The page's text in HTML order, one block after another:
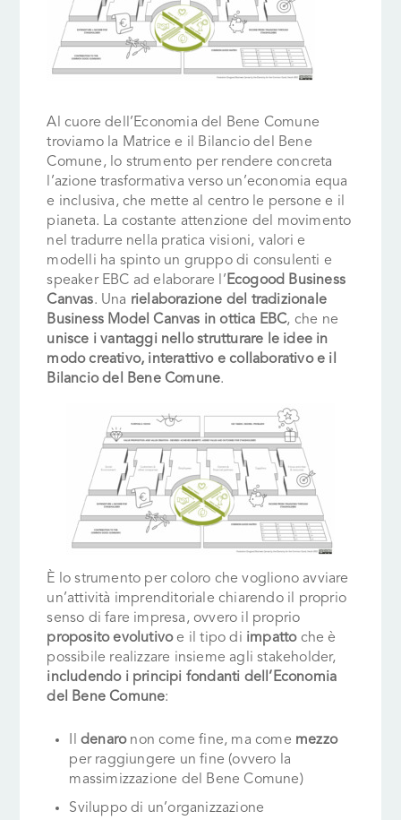
Al cuore dell’Economia del Bene Comune
troviamo la Matrice e il Bilancio del Bene
Comune, lo strumento per rendere concreta
l’azione trasformativa verso un’economia equa
e inclusiva, che mette al centro le persone e il
pianeta. La costante attenzione del movimento
nel tradurre nella pratica visioni, valori e
modelli ha spinto un gruppo di consulenti e
speaker EBC ad elaborare l’ Ecogood Business
Canvas. Una rielaborazione del tradizionale
Business Model Canvas in ottica EBC, che ne
unisce i vantaggi nello strutturare le idee in
modo creativo, interattivo e collaborativo e il
Bilancio del Bene Comune.
È lo strumento per coloro che vogliono avviare
un’attività imprenditoriale chiarendo il proprio
senso di fare impresa, ovvero il proprio
proposito evolutivoe il tipo di impattoche è
possibile realizzare insieme agli stakeholder,
includendo i principi fondanti dell’Economia
del Bene Comune:
Ildenaronon come fine, ma come mezzo
per raggiungere un fine (ovvero la
massimizzazione del Bene Comune)
Sviluppo di un’organizzazione